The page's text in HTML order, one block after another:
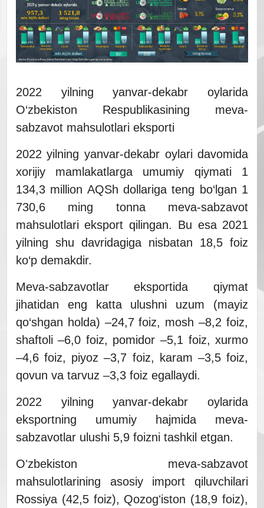
2022 yilning yanvar-dekabr oylarida
O‘zbekiston Respublikasining meva-
sabzavot mahsulotlari eksporti
2022 yilning yanvar-dekabr oylari davomida
xorijiy mamlakatlarga umumiy qiymati 1
134,3 million AQSh dollariga teng bo‘lgan 1
730,6 ming tonna meva-sabzavot
mahsulotlari eksport qilingan. Bu esa 2021
yilning shu davridagiga nisbatan 18,5 foiz
ko‘p demakdir.
Meva-sabzavotlar eksportida qiymat
jihatidan eng katta ulushni uzum (mayiz
qo‘shgan holda) –24,7 foiz, mosh –8,2 foiz,
shaftoli –6,0 foiz, pomidor –5,1 foiz, xurmo
–4,6 foiz, piyoz –3,7 foiz, karam –3,5 foiz,
qovun va tarvuz –3,3 foiz egallaydi.
2022 yilning yanvar-dekabr oylarida
eksportning umumiy hajmida meva-
sabzavotlar ulushi 5,9 foizni tashkil etgan.
Oʻzbekiston meva-sabzavot
mahsulotlarining asosiy import qiluvchilari
Rossiya (42,5 foiz), Qozogʻiston (18,9 foiz),